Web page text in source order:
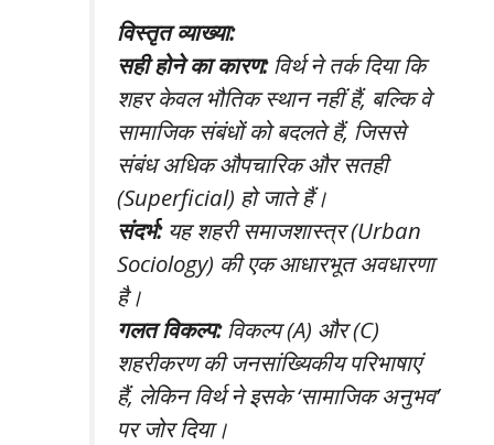
विस्तृत व्याख्या:
सही होने का कारण:विर्थ ने तर्क दिया कि
शहर केवल भौतिक स्थान नहीं हैं, बल्कि वे
सामाजिक संबंधों को बदलते हैं, जिससे
संबंध अधिक औपचारिक और सतही
(Superficial) हो जाते हैं।
संदर्भ:यह शहरी समाजशास्त्र (Urban
Sociology) की एक आधारभूत अवधारणा
है।
गलत विकल्प:विकल्प (A) और (C)
शहरीकरण की जनसांख्यिकीय परिभाषाएं
हैं, लेकिन विर्थ ने इसके ‘सामाजिक अनुभव’
पर जोर दिया।